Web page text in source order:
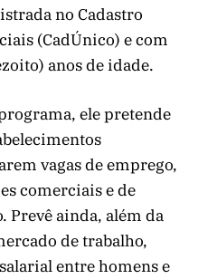
no Cadastro
(CadÚnico) e com
anos de idade.
ele pretende
vagas de emprego,
comerciais e de
Prevê ainda, além da
de trabalho,
entre homens e